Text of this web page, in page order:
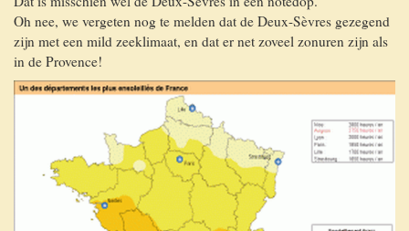
Oh nee, we vergeten nog te melden dat de Deux-Sèvres gezegend
zijn met een mild zeeklimaat, en dat er net zoveel zonuren zijn als
in de Provence!